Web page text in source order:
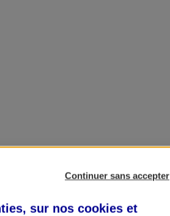
Continuer sans accepter
sur nos cookies et